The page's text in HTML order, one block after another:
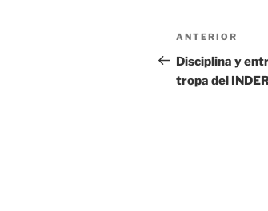
de
entradas
Entrada
anterior:
ANTERIOR
Disciplina y
tropa del